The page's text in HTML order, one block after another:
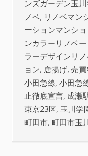
ンズガーデン玉
ノベ, リノベマン
ーションマンシ
ンカラーリノベ
ラーデザインリ
ョン, 唐揚げ, 売
小田急線, 小田急
止徹底宣言, 成瀬
東京23区, 玉川学
町田市, 町田市玉